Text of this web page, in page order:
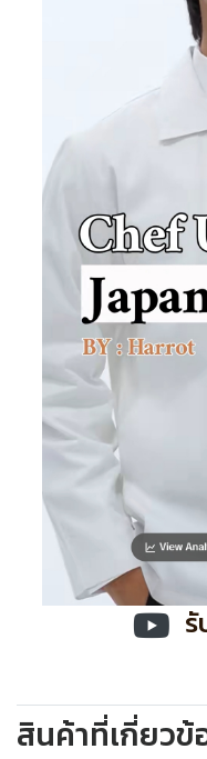
สินค้าที่เกี่ยวข้